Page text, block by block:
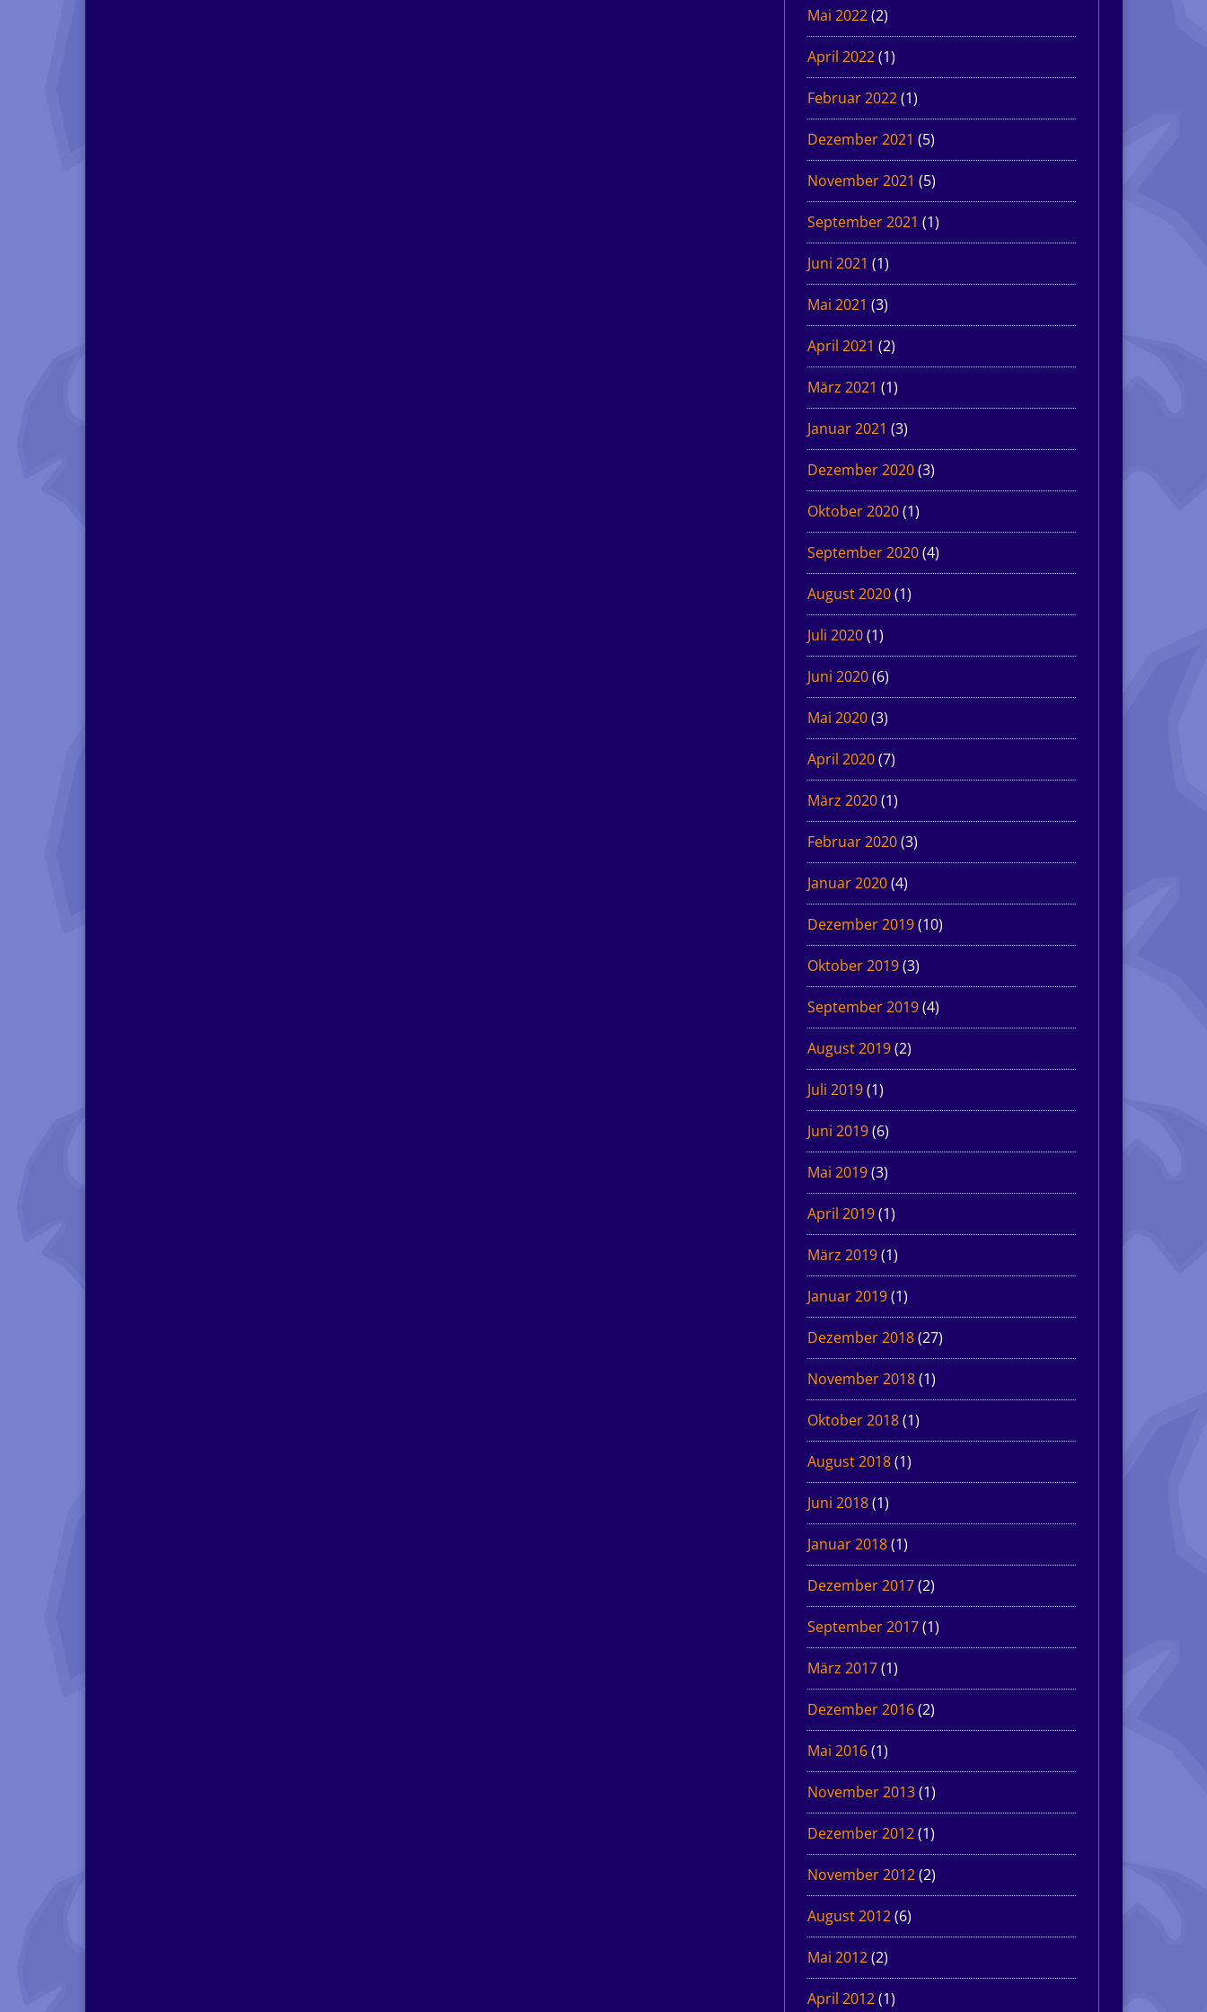
Mai 2022(2)
April 2022(1)
Februar 2022(1)
Dezember 2021 (5)
November 2021 (5)
September 2021 (1)
Juni 2021 (1)
Mai 2021 (3)
April 2021 (2)
März 2021 (1)
Januar 2021 (3)
Dezember 2020(3)
Oktober 2020(1)
September 2020(4)
August 2020(1)
Juli 2020(1)
Juni 2020(6)
Mai 2020(3)
April 2020(7)
März 2020(1)
Februar 2020(3)
Januar 2020(4)
Dezember 2019(10)
Oktober 2019(3)
September 2019(4)
August 2019(2)
Juli 2019(1)
Juni 2019(6)
Mai 2019(3)
April 2019(1)
März 2019(1)
Januar 2019(1)
Dezember 2018(27)
November 2018(1)
Oktober 2018(1)
August 2018(1)
Juni 2018(1)
Januar 2018(1)
Dezember 2017(2)
September 2017(1)
März 2017(1)
Dezember 2016(2)
Mai 2016(1)
November 2013(1)
Dezember 2012(1)
November 2012(2)
August 2012(6)
Mai 2012(2)
April 2012(1)